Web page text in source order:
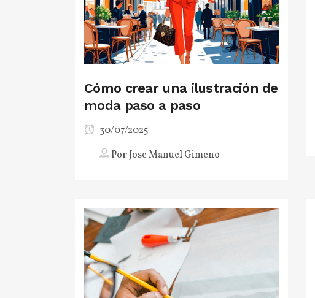
Cómo crear una ilustración de
moda paso a paso
30/07/2025
PorJose Manuel Gimeno